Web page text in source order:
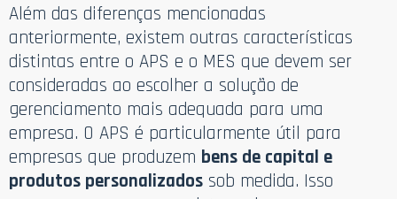
Além das diferenças mencionadas
anteriormente, existem outras características
distintas entre o APS e o MES que devem ser
consideradas ao escolher a solução de
gerenciamento mais adequada para uma
empresa. O APS é particularmente útil para
empresas que produzem bens de capital e
produtos personalizados sob medida. Isso